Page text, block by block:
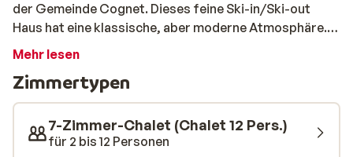
der Gemeinde Cognet. Dieses feine Ski-in/Ski-out
Haus hat eine klassische, aber moderne Atmosphäre.
Im Chalet finden Sie 6 geräumige Schlafzimmer, einen
einen Skiraum mit Schuhwärmern und sogar eine
Tiefgarage. Sie werden sich hier wie zu Hause fühlen.
Was wählen Sie nach einem Tag auf der Piste? Der
Jacuzzi oder ein Drink am Kamin?
Mehr lesen
Zimmertypen
7-Zimmer-Chalet (Chalet 12 Pers.)
für 2 bis 12 Personen